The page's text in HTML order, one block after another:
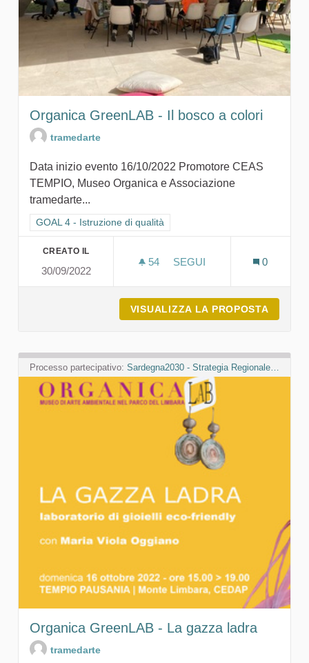
Organica GreenLAB - Il bosco a colori
tramedarte
Data inizio evento 16/10/2022 Promotore CEAS
TEMPIO, Museo Organica e Associazione
tramedarte...
Filtra i risultati per categoria: GOAL 4 - Istruzione di qualità
GOAL 4 - Istruzione di qualità
CREATO IL
30/09/2022
54 54 SOSTENITORI
SEGUI
0
VISUALIZZA LA PROPOSTA
Processo partecipativo: Sardegna2030 - Strategia Regionale per lo Sviluppo Sostenibile
Organica GreenLAB - La gazza ladra
tramedarte